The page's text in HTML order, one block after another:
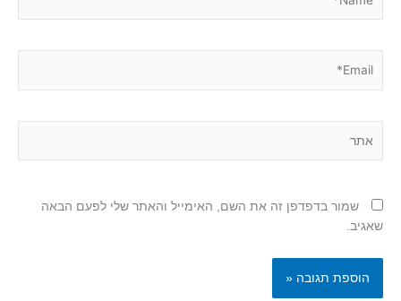
שמור בדפדפן זה את השם, האימייל והאתר שלי לפעם הבאה
שאגיב.